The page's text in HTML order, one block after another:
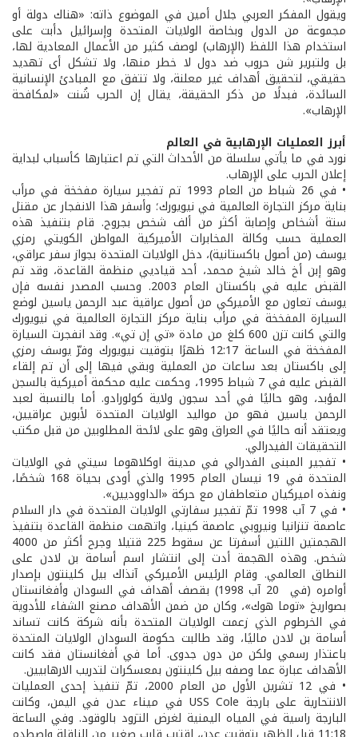
ويقول المفكر العربي جلال أمين في الموضوع ذاته: «هناك دولة أو
مجموعة من الدول وبخاصة الولايات المتحدة وإسرائيل دأبت على
استخدام هذا اللفظ (الإرهاب) لوصف كثير من الأعمال المعادية لها،
بل ولتبرير شن حروب ضد دول لا خطر منها، ولا تشكل أى تهديد
حقيقي، لتحقيق أهداف غير معلنة، ولا تتفق مع المبادئ الإنسانية
السائدة، فبدلًا من ذكر الحقيقة، يقال إن الحرب شُنت «لمكافحة
الإرهاب».
أبرز العمليات الإرهابية في العالم
نورد في ما يأتي سلسلة من الأحداث التي تم اعتبارها كأسباب لبداية
إعلان الحرب على الإرهاب.
• في 26 شباط من العام 1993 تم تفجير سيارة مفخخة في مرأب
بناية مركز التجارة العالمية في نيويورك؛ وأسفر هذا الانفجار عن مقتل
ستة أشخاص وإصابة أكثر من ألف شخص بجروح. قام بتنفيذ هذه
العملية حسب وكالة المخابرات الأميركية المواطن الكويتي رمزي
يوسف (من أصول باكستانية)، دخل الولايات المتحدة بجواز سفر عراقي،
وهو إبن أخ خالد شيخ محمد، أحد قياديي منظمة القاعدة، وقد تم
القبض عليه في باكستان العام 2003. وحسب المصدر نفسه فإن
يوسف تعاون مع الأميركي من أصول عراقية عبد الرحمن ياسين لوضع
السيارة المفخخة في مرأب بناية مركز التجارة العالمية في نيويورك
والتي كانت تزن 600 كلغ من مادة «تي إن تي». وقد انفجرت السيارة
المفخخة في الساعة 12:17 ظهرًا بتوقيت نيويورك وفرّ يوسف رمزي
إلى باكستان بعد ساعات من العملية وبقي فيها إلى أن تم إلقاء
القبض عليه في 7 شباط 1995، وحكمت عليه محكمة أميركية بالسجن
المؤبد، وهو حاليًا في أحد سجون ولاية كولورادو. أما بالنسبة لعبد
الرحمن ياسين فهو من مواليد الولايات المتحدة لأبوين عراقيين،
ويعتقد أنه حاليًا في العراق وهو على لائحة المطلوبين من قبل مكتب
التحقيقات الفيدرالي.
• تفجير المبنى الفدرالي في مدينة اوكلاهوما سيتي في الولايات
المتحدة في 19 نيسان العام 1995 والذي أودى بحياة 168 شخصًا،
ونفذه اميركيان متعاطفان مع حركة «الداووديين».
• في 7 آب 1998 تمّ تفجير سفارتي الولايات المتحدة في دار السلام
عاصمة تنزانيا ونيروبي عاصمة كينيا، واتهمت منظمة القاعدة بتنفيذ
الهجمتين اللتين أسفرتا عن سقوط 225 قتيلا وجرح أكثر من 4000
شخص. وهذه الهجمة أدت إلى انتشار اسم أسامة بن لادن على
النطاق العالمي. وقام الرئيس الأميركي آنذاك بيل كلينتون بإصدار
أوامره (في 20 آب 1998) بقصف أهداف في السودان وأفغانستان
بصواريخ «توما هوك»، وكان من ضمن الأهداف مصنع الشفاء للأدوية
في الخرطوم الذي زعمت الولايات المتحدة بأنه شركة كانت تساند
أسامة بن لادن ماليًا، وقد طالبت حكومة السودان الولايات المتحدة
باعتذار رسمي ولكن من دون جدوى. أما في أفغانستان فقد كانت
الأهداف عبارة عما وصفه بيل كلينتون بمعسكرات لتدريب الارهابيين.
• في 12 تشرين الأول من العام 2000، تمّ تنفيذ إحدى العمليات
الانتحارية على بارجة USS Cole في ميناء عدن في اليمن، وكانت
البارجة راسية في المياه اليمنية لغرض التزود بالوقود. وفي الساعة